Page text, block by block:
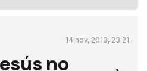
14 nov, 2013, 23:21
no